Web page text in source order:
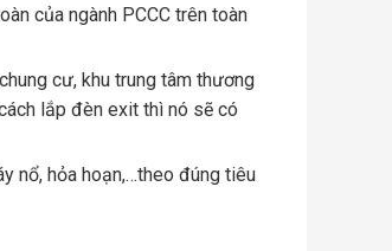
của ngành PCCC trên toàn
cư, khu trung tâm thương
lắp đèn exit thì nó sẽ có
nổ, hỏa hoạn,…theo đúng tiêu